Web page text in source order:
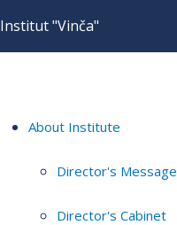
Institut "Vinča"
About Institute
Director's Message
Director's Cabinet